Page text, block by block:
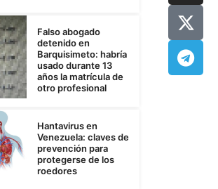
Falso abogado
detenido en
Barquisimeto: habría
usado durante 13
años la matrícula de
otro profesional
Hantavirus en
Venezuela: claves de
prevención para
protegerse de los
roedores